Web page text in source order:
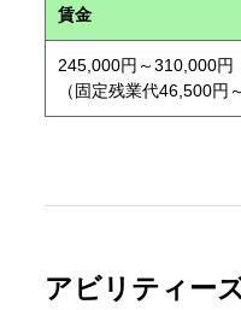
賃金
245,000円～310,000円
（固定残業代46,500円
アビリティー